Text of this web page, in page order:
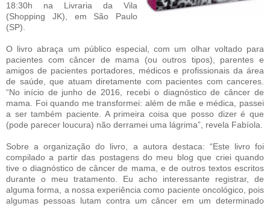
18:30h na Livraria da Vila
(Shopping JK), em São Paulo
(SP).
O livro abraça um público especial, com um olhar voltado para
pacientes com câncer de mama (ou outros tipos), parentes e
amigos de pacientes portadores, médicos e profissionais da área
de saúde, que atuam diretamente com pacientes com canceres.
“No início de junho de 2016, recebi o diagnóstico de câncer de
mama. Foi quando me transformei: além de mãe e médica, passei
a ser também paciente. A primeira coisa que posso dizer é que
(pode parecer loucura) não derramei uma lágrima”, revela Fabíola.
Sobre a organização do livro, a autora destaca: “Este livro foi
compilado a partir das postagens do meu blog que criei quando
tive o diagnóstico de câncer de mama, e de outros textos escritos
durante o meu tratamento. Eu acho interessante registrar, de
alguma forma, a nossa experiência como paciente oncológico, pois
algumas pessoas lutam contra um câncer em um determinado